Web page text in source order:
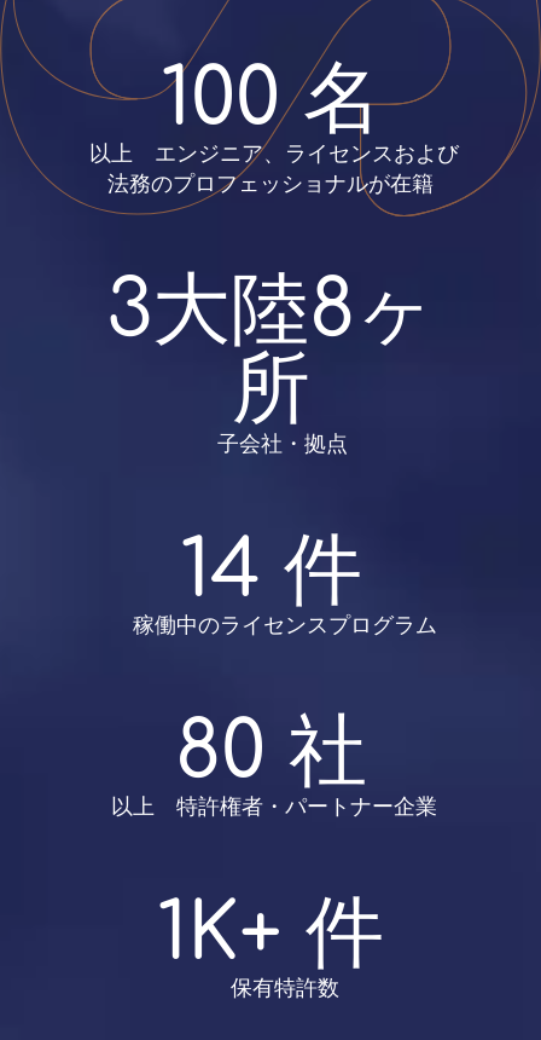
100 名
法務のプロフェッショナルが在籍
3大陸8ヶ
所
    子会社・拠点
14 件
稼働中のライセンスプログラム
80 社
以上　特許権者・パートナー企業
1K+ 件
保有特許数